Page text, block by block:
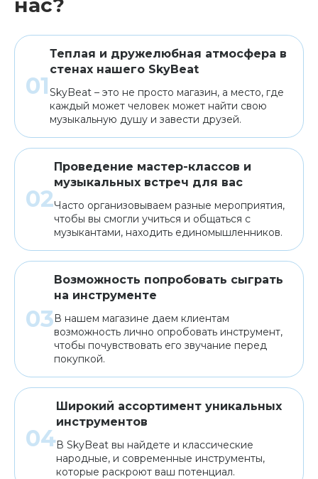
нас?
Теплая и дружелюбная атмосфера в
стенах нашего SkyBeat
SkyBeat – это не просто магазин, а место, где
каждый может человек может найти свою
музыкальную душу и завести друзей.
Проведение мастер-классов и
музыкальных встреч для вас
Часто организовываем разные мероприятия,
чтобы вы смогли учиться и общаться с
музыкантами, находить единомышленников.
Возможность попробовать сыграть
на инструменте
В нашем магазине даем клиентам
возможность лично опробовать инструмент,
чтобы почувствовать его звучание перед
покупкой.
Широкий ассортимент уникальных
инструментов
В SkyBeat вы найдете и классические
народные, и современные инструменты,
которые раскроют ваш потенциал.